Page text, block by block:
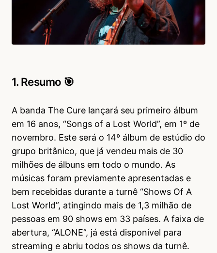
1. Resumo 🎯
A banda The Cure lançará seu primeiro álbum
em 16 anos, “Songs of a Lost World”, em 1º de
novembro. Este será o 14º álbum de estúdio do
grupo britânico, que já vendeu mais de 30
milhões de álbuns em todo o mundo. As
músicas foram previamente apresentadas e
bem recebidas durante a turnê “Shows Of A
Lost World”, atingindo mais de 1,3 milhão de
pessoas em 90 shows em 33 países. A faixa de
abertura, “ALONE”, já está disponível para
streaming e abriu todos os shows da turnê.